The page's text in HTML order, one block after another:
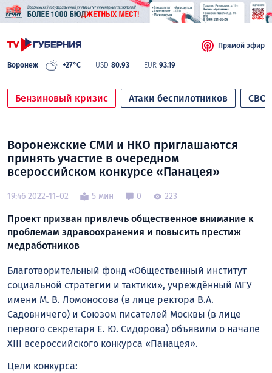
Воронеж +27°C USD 80.93 EUR 93.19
Прямой эфир
Бензиновый кризис Атаки беспилотников СВО
Воронежские СМИ и НКО приглашаются
принять участие в очередном
всероссийском конкурсе «Панацея»
19:46 2022-11-02 5 мин 0 223
Проект призван привлечь общественное внимание к
проблемам здравоохранения и повысить престиж
медработников
Благотворительный фонд «Общественный институт
социальной стратегии и тактики», учреждённый МГУ
имени М. В. Ломоносова (в лице ректора В.А.
Садовничего) и Союзом писателей Москвы (в лице
первого секретаря Е. Ю. Сидорова) объявили о начале
ХIII всероссийского конкурса «Панацея».
Цели конкурса: